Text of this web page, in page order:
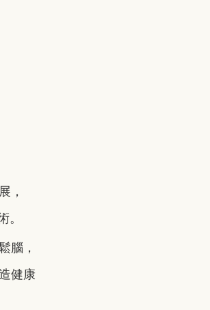
，
。
腦，
健康